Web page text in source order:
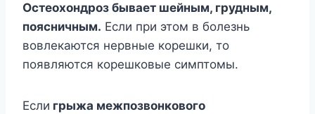
Остеохондроз бывает шейным, грудным,
поясничным. Если при этом в болезнь
вовлекаются нервные корешки, то
появляются корешковые симптомы.
Если грыжа межпозвонкового